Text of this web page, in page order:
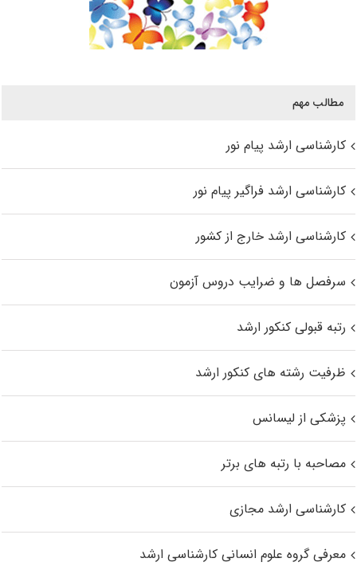
مطالب مهم
کارشناسی ارشد پیام نور
کارشناسی ارشد فراگیر پیام نور
کارشناسی ارشد خارج از کشور
سرفصل ها و ضرایب دروس آزمون
رتبه قبولی کنکور ارشد
ظرفیت رشته های کنکور ارشد
پزشکی از لیسانس
مصاحبه با رتبه های برتر
کارشناسی ارشد مجازی
معرفی گروه علوم انسانی کارشناسی ارشد